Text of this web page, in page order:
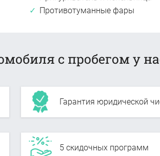
Противотуманные фары
с пробегом у
Гарантия юридической
5 скидочных программ